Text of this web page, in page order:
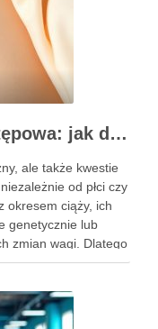
Profilaktyka przeciwrozstępowa: jak dbać o skórę skutecznie?
ale także kwestie
od płci czy
okresem ciąży, ich
genetycznie lub
zmian wagi. Dlatego
lat zadbać …